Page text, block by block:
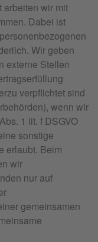
arbeiten wir mit
Dabei ist
Wir geben
externe Stellen
verpflichtet sind
wenn wir
1 lit. f DSGVO
sonstige
erlaubt. Beim
wir
nur auf
gemeinsamen